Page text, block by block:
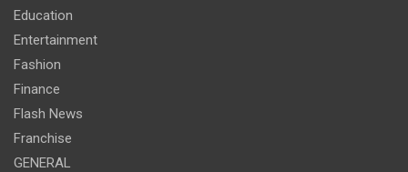
Education
Entertainment
Fashion
Finance
Flash News
Franchise
GENERAL